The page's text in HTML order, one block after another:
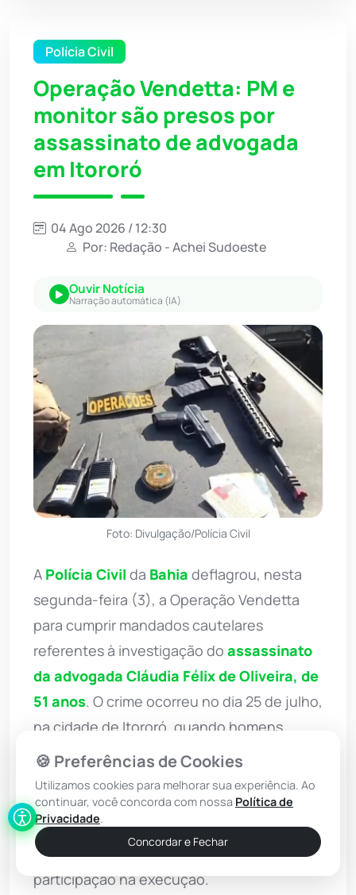
Polícia Civil
Operação Vendetta: PM e
monitor são presos por
assassinato de advogada
em Itororó
04 Ago 2026 / 12:30
Por: Redação - Achei Sudoeste
Ouvir Notícia
Narração automática (IA)
Foto: Divulgação/Polícia Civil
A Polícia Civil da Bahia deflagrou, nesta
segunda-feira (3), a Operação Vendetta
para cumprir mandados cautelares
referentes à investigação do assassinato
da advogada Cláudia Félix de Oliveira, de
51 anos. O crime ocorreu no dia 25 de julho,
na cidade de Itororó, quando homens
armados invadiram a residência da vítima e
efetuaram diversos disparos contra ela. A
ação policial resultou no cumprimento de
três mandados de busca e apreensão e na
prisão temporária de dois suspeitos de
participação na execução.
🍪 Preferências de Cookies
Utilizamos cookies para melhorar sua experiência. Ao
continuar, você concorda com nossa Política de
Privacidade.
Concordar e Fechar